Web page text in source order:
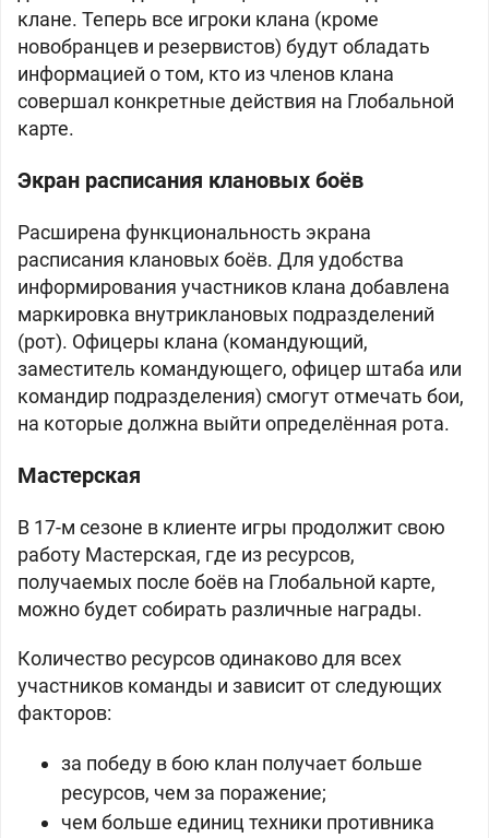
клане. Теперь все игроки клана (кроме
новобранцев и резервистов) будут обладать
информацией о том, кто из членов клана
совершал конкретные действия на Глобальной
карте.
Экран расписания клановых боёв
Расширена функциональность экрана
расписания клановых боёв. Для удобства
информирования участников клана добавлена
маркировка внутриклановых подразделений
(рот). Офицеры клана (командующий,
заместитель командующего, офицер штаба или
командир подразделения) смогут отмечать бои,
на которые должна выйти определённая рота.
Мастерская
В 17-м сезоне в клиенте игры продолжит свою
работу Мастерская, где из ресурсов,
получаемых после боёв на Глобальной карте,
можно будет собирать различные награды.
Количество ресурсов одинаково для всех
участников команды и зависит от следующих
факторов:
за победу в бою клан получает больше
ресурсов, чем за поражение;
чем больше единиц техники противника